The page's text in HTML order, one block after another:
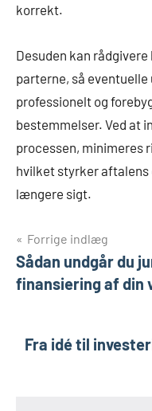
korrekt.
Desuden kan
parterne, så
professionelt og
bestemmelser. Ved at
processen, minimeres
hvilket styrker aftalens
længere sigt.
Forrige indlæg
Sådan undgår du
finansiering af din
Fra idé til